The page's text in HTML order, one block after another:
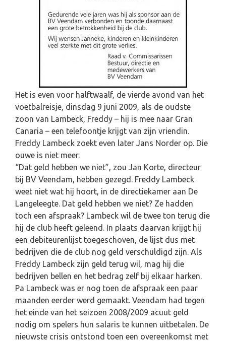
Het is even voor halftwaalf, de vierde avond van het
voetbalreisje, dinsdag 9 juni 2009, als de oudste
zoon van Lambeck, Freddy – hij is mee naar Gran
Canaria – een telefoontje krijgt van zijn vriendin.
Freddy Lambeck zoekt even later Jans Norder op. Die
ouwe is niet meer.
“Dat geld hebben we niet”, zou Jan Korte, directeur
bij BV Veendam, hebben gezegd. Freddy Lambeck
weet niet wat hij hoort, in de directiekamer aan De
Langeleegte. Dat geld hebben we niet? Ze hadden
toch een afspraak? Lambeck wil de twee ton terug die
hij de club heeft geleend. In plaats daarvan krijgt hij
een debiteurenlijst toegeschoven, de lijst dus met
bedrijven die de club nog geld verschuldigd zijn. Als
Freddy Lambeck zijn geld terug wil, mag hij die
bedrijven bellen en het bedrag zelf bij elkaar harken.
Pa Lambeck was er nog toen de afspraak een paar
maanden eerder werd gemaakt. Veendam had tegen
het einde van het seizoen 2008/2009 acuut geld
nodig om spelers hun salaris te kunnen uitbetalen. De
nieuwste crisis ontstond toen een overeenkomst met